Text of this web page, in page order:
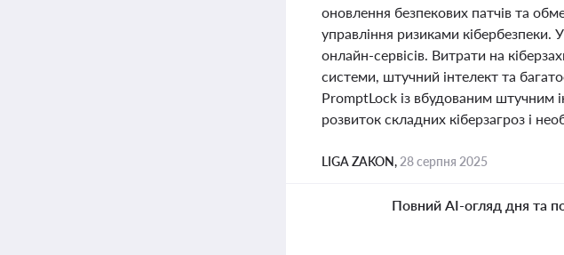
оновлення безпекових патчів та
управління ризиками кібербезпеки.
онлайн-сервісів. Витрати на
системи, штучний інтелект та
PromptLock із вбудованим штучним
розвиток складних кіберзагроз і
LIGA ZAKON, 28 серпня 2025
Повний AI-огляд дня та